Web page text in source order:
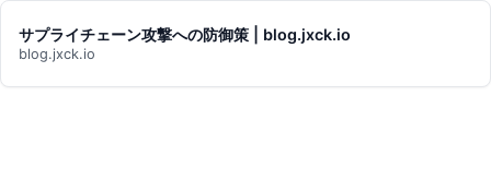
サプライチェーン攻撃への防御策 | blog.jxck.io
blog.jxck.io